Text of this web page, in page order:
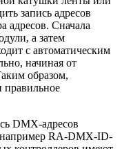
запись адресов
адресов. Сначала
а затем
с автоматическим
начиная от
образом,
правильное
DMX-адресов
например RA-DMX-ID-